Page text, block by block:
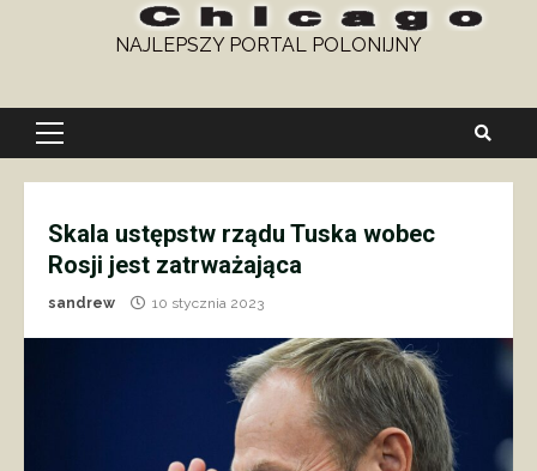
NAJLEPSZY PORTAL POLONIJNY
Primary
Skala ustępstw rządu Tuska wobec
Rosji jest zatrważająca
sandrew 10 stycznia 2023